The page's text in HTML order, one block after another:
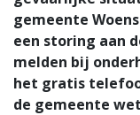
gemeente
een storing aan
melden bij
het gratis
de gemeente